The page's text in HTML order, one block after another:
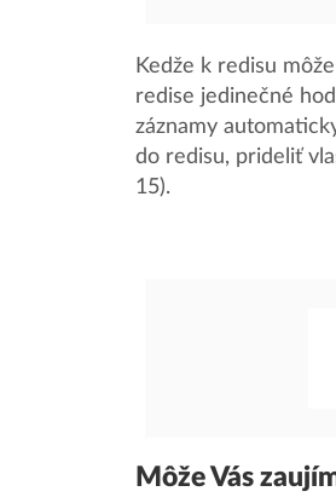
Kedže k redisu
redise jedinečné
záznamy
do redisu, prideliť
15).
Môže Vás